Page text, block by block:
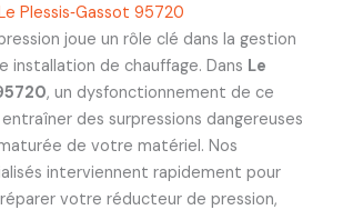
Plessis‑Gassot 95720
joue un rôle clé dans la gestion
installation de chauffage. Dans Le
, un dysfonctionnement de ce
des surpressions dangereuses
de votre matériel. Nos
interviennent rapidement pour
votre réducteur de pression,